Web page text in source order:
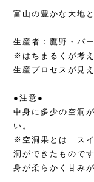
富山の豊かな大地
生産者：鷹野・パ
※はちまるくが考
生産プロセスが見
●注意●
中身に多少の空洞
い。
※空洞果とは スイ
洞ができたものです
身が柔らかく甘み